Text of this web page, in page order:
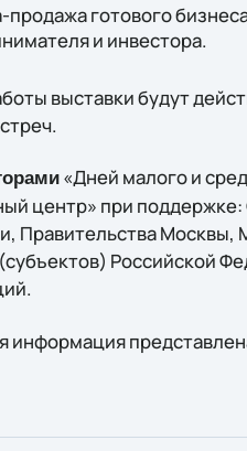
готового
и инвестора.
выставки будут
«Дней малого и
центр» при
Правительства Москвы,
Российской
информация